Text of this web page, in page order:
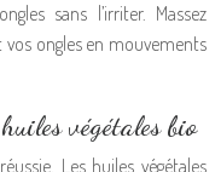
sans l’irriter. Massez
ongles en mouvements
végétales bio
Les huiles végétales